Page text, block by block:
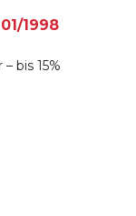
1998
bis 15%